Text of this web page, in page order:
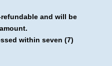
and will be
within seven (7)